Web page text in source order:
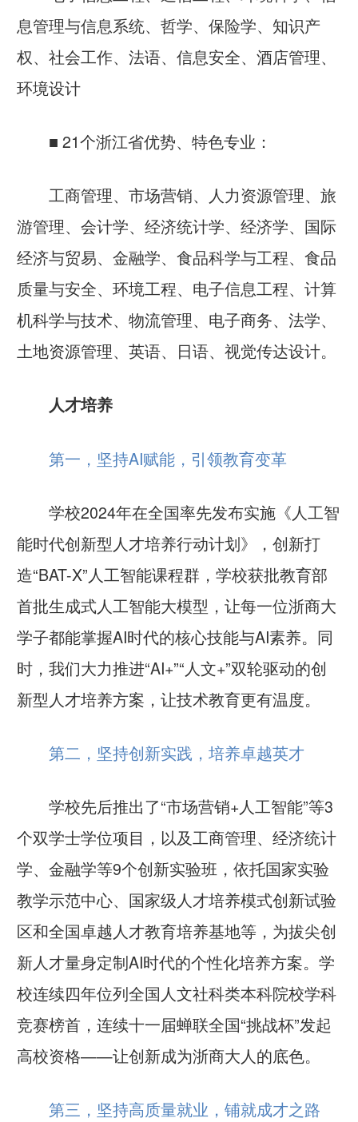
息管理与信息系统、哲学、保险学、知识产
权、社会工作、法语、信息安全、酒店管理、
环境设计
■ 21个浙江省优势、特色专业：
工商管理、市场营销、人力资源管理、旅
游管理、会计学、经济统计学、经济学、国际
经济与贸易、金融学、食品科学与工程、食品
质量与安全、环境工程、电子信息工程、计算
机科学与技术、物流管理、电子商务、法学、
土地资源管理、英语、日语、视觉传达设计。
人才培养
第一，坚持AI赋能，引领教育变革
学校2024年在全国率先发布实施《人工智
能时代创新型人才培养行动计划》
，创新打
造“BAT-X”人工智能课程群，学校获批教育部
首批生成式人工智能大模型，让每一位浙商大
学子都能掌握AI时代的核心技能与AI素养。同
时，我们大力推进“AI+”“人文+”双轮驱动的创
新型人才培养方案，让技术教育更有温度。
第二，坚持创新实践，培养卓越英才
学校先后推出了“市场营销+人工智能”等3
个双学士学位项目，以及工商管理、经济统计
学、金融学等9个创新实验班，依托国家实验
教学示范中心、国家级人才培养模式创新试验
区和全国卓越人才教育培养基地等，为拔尖创
新人才量身定制AI时代的个性化培养方案。学
校连续四年位列全国人文社科类本科院校学科
竞赛榜首，连续十一届蝉联全国“挑战杯”发起
高校资格——让创新成为浙商大人的底色。
第三，坚持高质量就业，铺就成才之路